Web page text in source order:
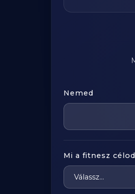
Nemed
Mi a fitnesz